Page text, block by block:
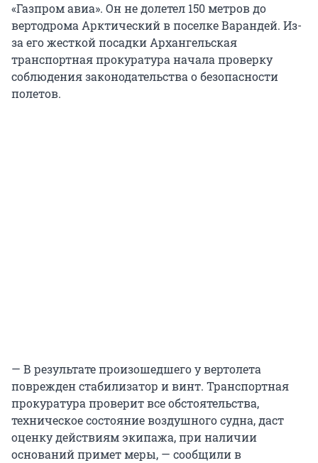
«Газпром авиа». Он не долетел 150 метров до
вертодрома Арктический в поселке Варандей. Из-
за его жесткой посадки Архангельская
транспортная прокуратура начала проверку
соблюдения законодательства о безопасности
полетов.
— В результате произошедшего у вертолета
поврежден стабилизатор и винт. Транспортная
прокуратура проверит все обстоятельства,
техническое состояние воздушного судна, даст
оценку действиям экипажа, при наличии
оснований примет меры, — сообщили в